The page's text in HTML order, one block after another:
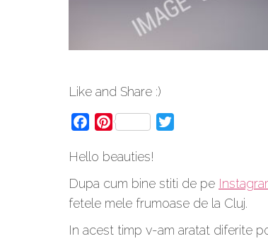
Like and Share :)
FacebookPinterest
Hello beauties!
Dupa cum bine stiti de pe
fetele mele frumoase de la Cluj.
In acest timp v-am aratat diferite